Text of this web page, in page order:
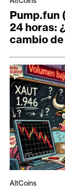
Pump.fun
24 horas:
cambio
AltCoins